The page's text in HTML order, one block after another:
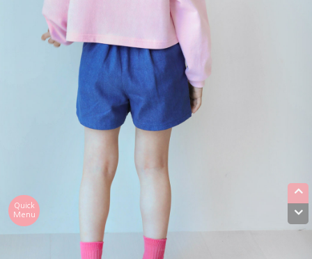
Quick
Menu